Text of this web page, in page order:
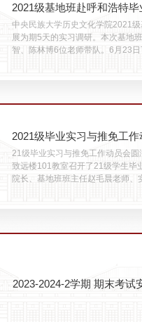
2021级基地班赴呼和浩特毕
中央民族大学历史文化学院2021
展为期5天的实习调研。本次基地
智、陈林博6位老师带队。6月23
2021级毕业实习与推免工
21级毕业实习与推免工作动员会
致远楼101教室召开了21级学生毕
院长、基地班班主任赵毛晨老师、
2023-2024-2学期 期末考试